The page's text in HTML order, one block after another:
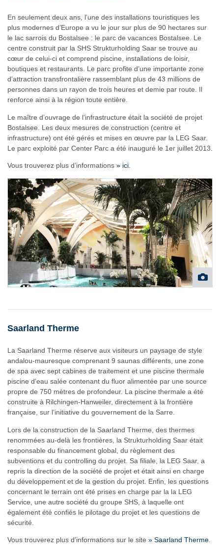
En seulement deux ans, l’une des installations touristiques les
plus modernes d’Europe a vu le jour sur plus de 90 hectares sur
le lac sarrois du Bostalsee : le parc de vacances Bostalsee. Le
centre construit par la SHS Strukturholding Saar se trouve au
cœur de celui-ci et comprend piscine, installations de loisir,
boutiques et restaurants. Le parc profite d’une importante zone
d’attraction transfrontalière rassemblant plus de 43 millions de
personnes dans un rayon de trois heures et demie par route. Il
renforce ainsi à la région toute entière.
Le maître d’ouvrage de l’infrastructure était la société de projet
Bostalsee. Les deux mesures de construction (centre et
infrastructure) ont été gérés et mises en œuvre par la LEG Saar.
Le parc exploité par Center Parc a été inauguré le 1er juillet 2013.
Vous trouverez plus d’informations » ici
Saarland Therme
La Saarland Therme réserve aux visiteurs un paysage de style
andalou-mauresque comprenant 9 saunas différents, une zone
de spa avec sept cabines de traitement et une piscine thermale
piscine d’eau salée contenant du fluor alimentée par une source
propre de 750 mètres de profondeur. La piscine thermale a été
construite à Rilchingen-Hanweiler, directement à la frontière
française, sur l’initiative du gouvernement de la Sarre.
Lors de la construction de la Saarland Therme, des thermes
renommées au-delà les frontières, la Strukturholding Saar était
responsable du financement global, du règlement des
subventions et du controlling du projet. Sa filiale, la LEG Saar, a
repris la direction de la société de projet et était ainsi en charge
du développement et de la gestion du projet. Enfin, les questions
concernant le terrain ont été prises en charge par la la LEG
Service, une autre société du groupe SHS, à laquelle ont
également été confiés le pilotage du projet et les questions de
sécurité.
Vous trouverez plus d’informations sur le site » Saarland Therme.